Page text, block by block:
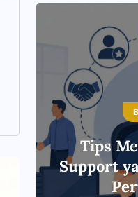
Tips
Support